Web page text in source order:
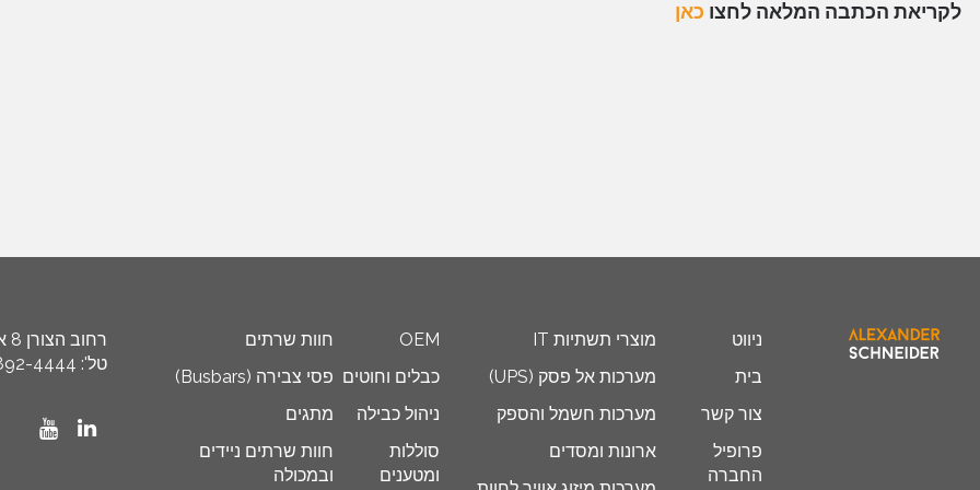
לקריאת הכתבה המלאה לחצו כאן
ניווט
בית
צור קשר
פרופיל
החברה
מוצרי תשתיות IT
מערכות אל פסק (UPS)
מערכות חשמל והספק
ארונות ומסדים
OEM
כבלים וחוטים
ניהול כבילה
סוללות
ומטענים
חוות שרתים
פסי צבירה (Busbars)
מתגים
חוות שרתים ניידים
ובמכולה
רחוב הצורן 8 א’, איזור תעשייה ספיר, ת"ד 8449 נתניה 4250608
טל': 972-9-892-4444+, פקס: 972-9-892-4455+ דוא"ל: info@schneider.co.il